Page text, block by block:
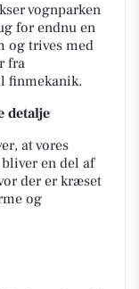
vognparken
for endnu en
og trives med
fra
finmekanik.
detalje
at vores
en del af
der er kræset
og